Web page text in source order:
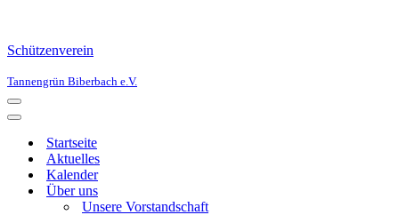
Schützenverein
Tannengrün Biberbach e.V.
Navigationsmenü
Navigationsmenü
Startseite
Aktuelles
Kalender
Über uns
Unsere Vorstandschaft